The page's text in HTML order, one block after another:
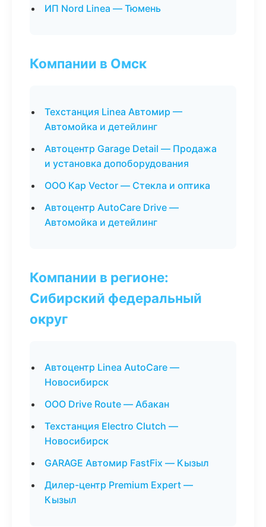
ИП Nord Linea — Тюмень
Компании в Омск
Техстанция Linea Автомир —
Автомойка и детейлинг
Автоцентр Garage Detail — Продажа
и установка допоборудования
ООО Кар Vector — Стекла и оптика
Автоцентр AutoCare Drive —
Автомойка и детейлинг
Компании в регионе:
Сибирский федеральный
округ
Автоцентр Linea AutoCare —
Новосибирск
ООО Drive Route — Абакан
Техстанция Electro Clutch —
Новосибирск
GARAGE Автомир FastFix — Кызыл
Дилер-центр Premium Expert —
Кызыл